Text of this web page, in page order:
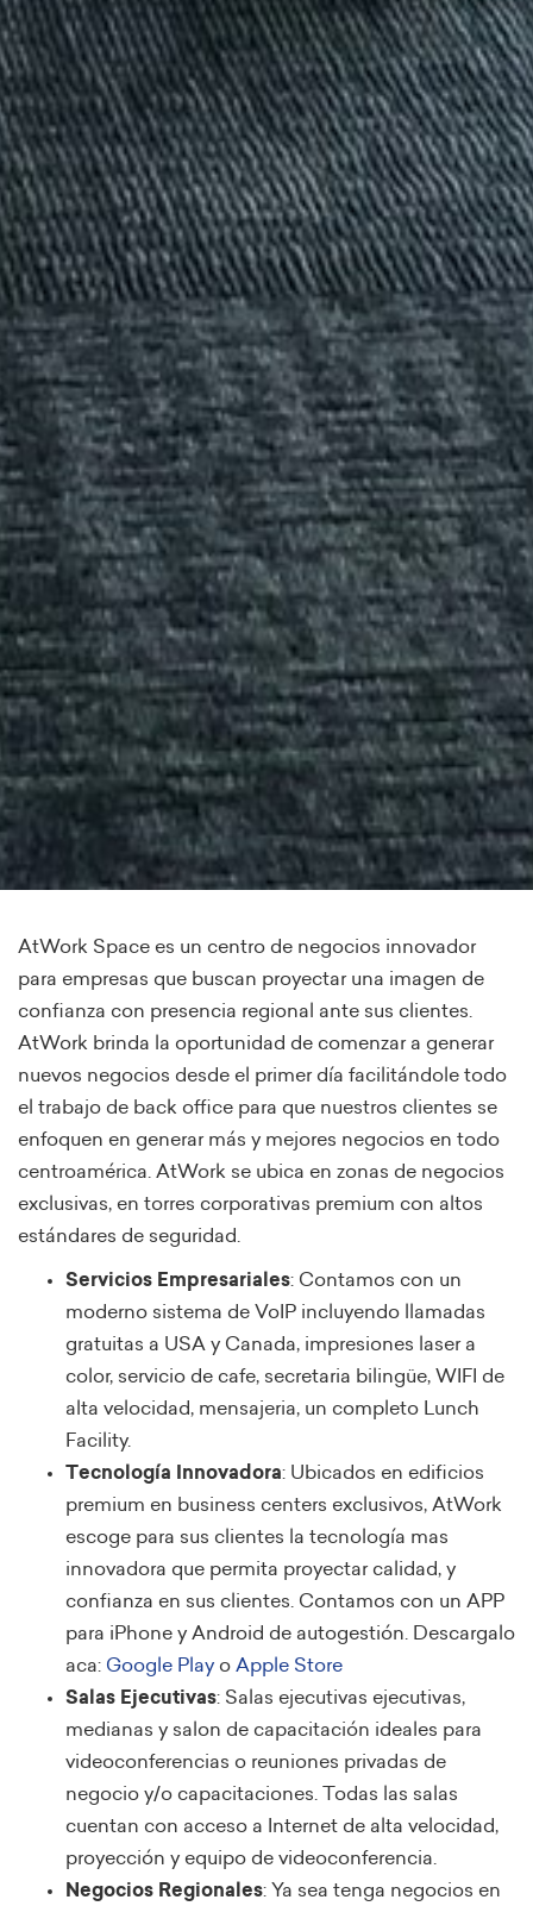
AtWork Space es un centro de negocios innovador
para empresas que buscan proyectar una imagen de
confianza con presencia regional ante sus clientes.
AtWork brinda la oportunidad de comenzar a generar
nuevos negocios desde el primer día facilitándole todo
el trabajo de back office para que nuestros clientes se
enfoquen en generar más y mejores negocios en todo
centroamérica. AtWork se ubica en zonas de negocios
exclusivas, en torres corporativas premium con altos
estándares de seguridad.
Servicios Empresariales: Contamos con un
moderno sistema de VoIP incluyendo llamadas
gratuitas a USA y Canada, impresiones laser a
color, servicio de cafe, secretaria bilingüe, WIFI de
alta velocidad, mensajeria, un completo Lunch
Facility.
Tecnología Innovadora: Ubicados en edificios
premium en business centers exclusivos, AtWork
escoge para sus clientes la tecnología mas
innovadora que permita proyectar calidad, y
confianza en sus clientes. Contamos con un APP
para iPhone y Android de autogestión. Descargalo
aca: Google Play o Apple Store
Salas Ejecutivas: Salas ejecutivas ejecutivas,
medianas y salon de capacitación ideales para
videoconferencias o reuniones privadas de
negocio y/o capacitaciones. Todas las salas
cuentan con acceso a Internet de alta velocidad,
proyección y equipo de videoconferencia.
Negocios Regionales: Ya sea tenga negocios en